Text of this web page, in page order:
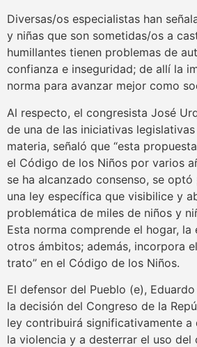
Diversas/os especialistas han
y niñas que son sometidas/os a
humillantes tienen problemas de
confianza e inseguridad; de allí la
norma para avanzar mejor como
Al respecto, el congresista José
de una de las iniciativas
materia, señaló que “esta
el Código de los Niños por varios
se ha alcanzado consenso, se
una ley específica que visibilice y
problemática de miles de niños y
Esta norma comprende el hogar,
otros ámbitos; además, incorpora
trato” en el Código de los Niños.
El defensor del Pueblo (e),
la decisión del Congreso de la
ley contribuirá significativamente
la violencia y a desterrar el uso